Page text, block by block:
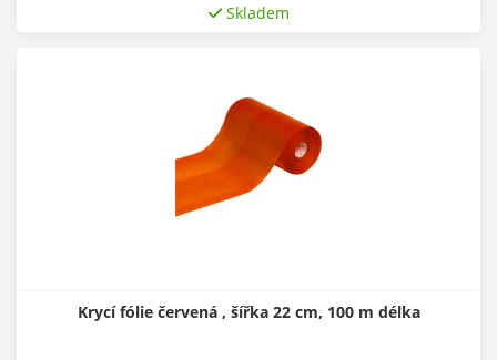
Skladem
Krycí fólie červená , šířka 22 cm, 100 m délka